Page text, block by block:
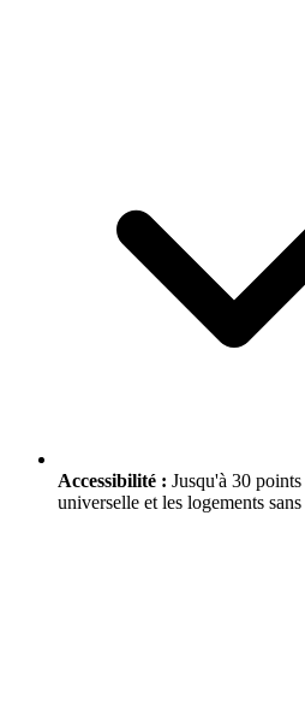
Accessibilité : Jusqu'à 30
universelle et les logements